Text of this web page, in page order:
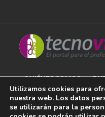
QUIÉNES SOMOS
AVISO LEGAL
Utilizamos cookies para
nuestra web. Los datos
se utilizarán para la